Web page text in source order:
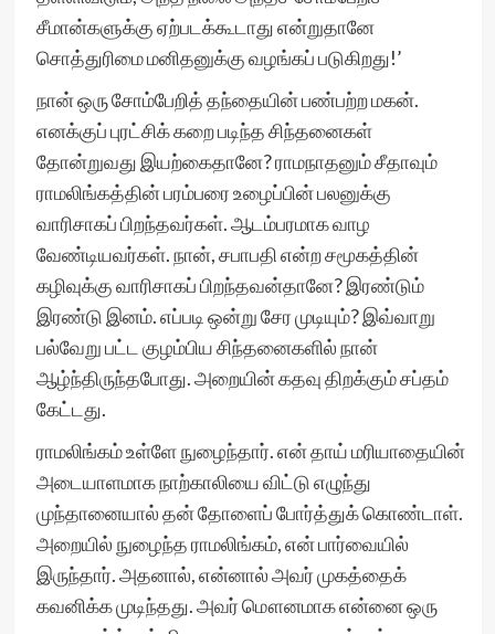
சீமான்களுக்கு ஏற்படக்கூடாது என்றுதானே
சொத்துரிமை மனிதனுக்கு வழங்கப் படுகிறது!’
நான் ஒரு சோம்பேறித் தந்தையின் பண்பற்ற மகன்.
எனக்குப் புரட்சிக் கறை படிந்த சிந்தனைகள்
தோன்றுவது இயற்கைதானே? ராமநாதனும் சீதாவும்
ராமலிங்கத்தின் பரம்பரை உழைப்பின் பலனுக்கு
வாரிசாகப் பிறந்தவர்கள். ஆடம்பரமாக வாழ
வேண்டியவர்கள். நான், சபாபதி என்ற சமூகத்தின்
கழிவுக்கு வாரிசாகப் பிறந்தவன்தானே? இரண்டும்
இரண்டு இனம். எப்படி ஒன்று சேர முடியும்? இவ்வாறு
பல்வேறு பட்ட குழம்பிய சிந்தனைகளில் நான்
ஆழ்ந்திருந்தபோது. அறையின் கதவு திறக்கும் சப்தம்
கேட்டது.
ராமலிங்கம் உள்ளே நுழைந்தார். என் தாய் மரியாதையின்
அடையாளமாக நாற்காலியை விட்டு எழுந்து
முந்தானையால் தன் தோளைப் போர்த்துக் கொண்டாள்.
அறையில் நுழைந்த ராமலிங்கம், என் பார்வையில்
இருந்தார். அதனால், என்னால் அவர் முகத்தைக்
கவனிக்க முடிந்தது. அவர் மௌனமாக என்னை ஒரு